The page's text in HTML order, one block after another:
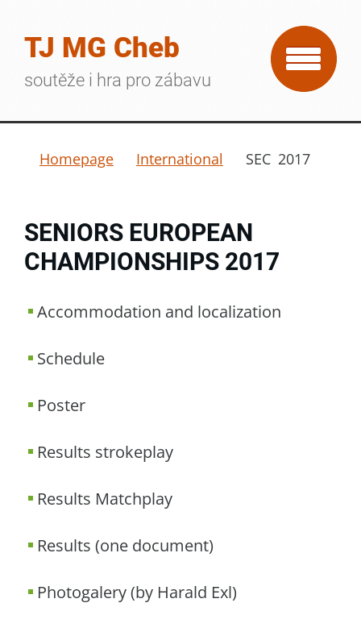
TJ MG Cheb
soutěže i hra pro zábavu
Homepage International SEC 2017
SENIORS EUROPEAN
CHAMPIONSHIPS 2017
Accommodation and localization
Schedule
Poster
Results strokeplay
Results Matchplay
Results (one document)
Photogalery (by Harald Exl)